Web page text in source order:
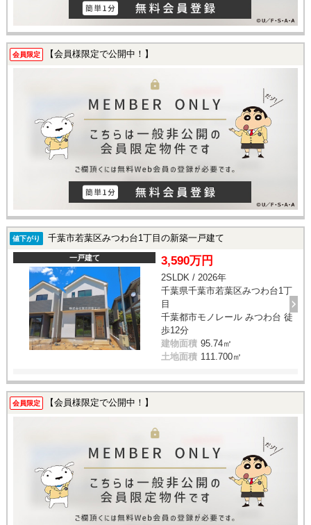
会員限定 【会員様限定で公開中！】
値下がり 千葉市若葉区みつわ台1丁目の新築一戸建て
一戸建て 3,590万円
2SLDK / 2026年
千葉県千葉市若葉区みつわ台1丁
目
千葉都市モノレール みつわ台 徒
歩12分
建物面積 95.74㎡
土地面積 111.700㎡
会員限定 【会員様限定で公開中！】